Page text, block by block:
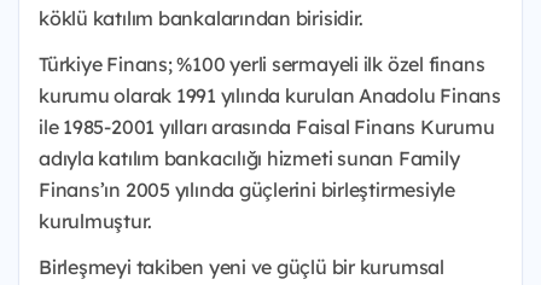
köklü katılım bankalarından birisidir.
Türkiye Finans; %100 yerli sermayeli ilk özel finans
kurumu olarak 1991 yılında kurulan Anadolu Finans
ile 1985-2001 yılları arasında Faisal Finans Kurumu
adıyla katılım bankacılığı hizmeti sunan Family
Finans’ın 2005 yılında güçlerini birleştirmesiyle
kurulmuştur.
Birleşmeyi takiben yeni ve güçlü bir kurumsal